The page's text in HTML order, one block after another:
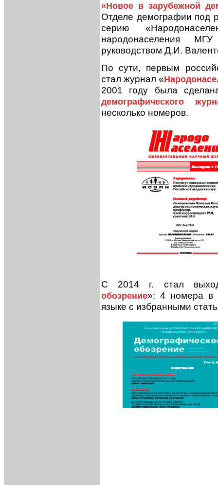
«Новое в зарубежной
Отделе демографии под
серию
народонаселения
руководством Д.И.
По сути, первым
стал журнал «
2001 году была
демографического
несколько номеров.
С 2014 г. стал
обозрение»: 4 номера в
языке с избранными